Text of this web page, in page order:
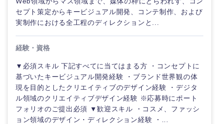
セプト策定からキービジュアル開発、コンテ制作、および
実制作における全工程のディレクションと...
経験・資格
▼必須スキル 下記すべてに当てはまる方 ・コンセプトに
基づいたキービジュアル開発経験 ・ブランド世界観の体
現を目的としたクリエイティブのデザイン経験 ・デジタ
ル領域のクリエイティブデザイン経験 ※応募時にポート
フォリオのご提出必須 ▼歓迎スキル ・コスメ、ファッシ
ョン領域のデザイン・ディレクション経験 ・...